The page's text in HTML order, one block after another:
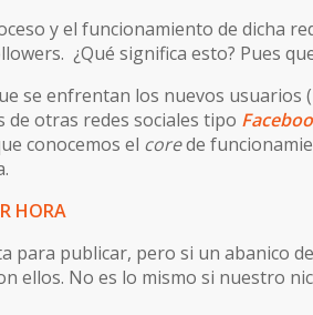
y el funcionamiento de dicha
¿Qué significa esto? Pues
se enfrentan los nuevos
otras redes sociales tipo
conocemos el corede
HORA
para publicar, pero si un abanico
ellos. No es lo mismo si nuestro